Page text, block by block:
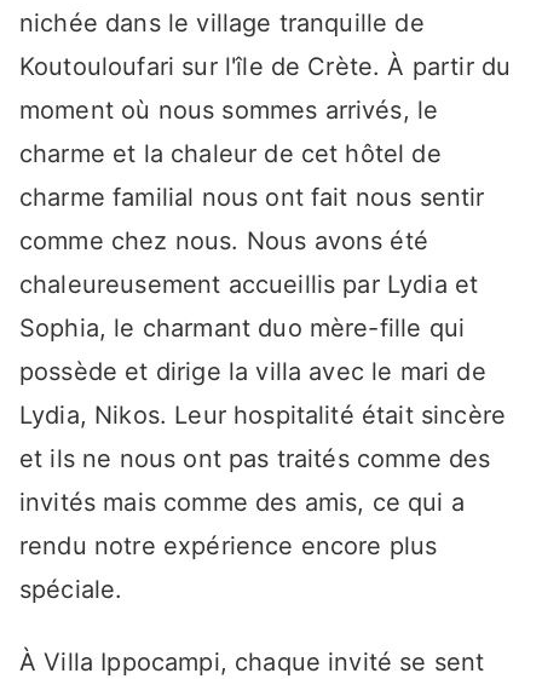
nichée dans le village tranquille de
Koutouloufari sur l'île de Crète. À partir du
moment où nous sommes arrivés, le
charme et la chaleur de cet hôtel de
charme familial nous ont fait nous sentir
comme chez nous. Nous avons été
chaleureusement accueillis par Lydia et
Sophia, le charmant duo mère-fille qui
possède et dirige la villa avec le mari de
Lydia, Nikos. Leur hospitalité était sincère
et ils ne nous ont pas traités comme des
invités mais comme des amis, ce qui a
rendu notre expérience encore plus
spéciale.
À Villa Ippocampi, chaque invité se sent